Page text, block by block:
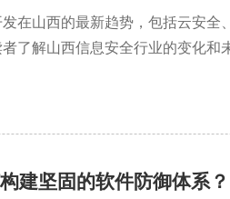
在山西的最新趋势，包括云安全
了解山西信息安全行业的变化和
建坚固的软件防御体系？